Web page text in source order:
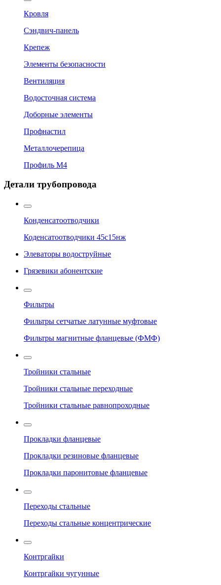
Кровля
Сэндвич-панель
Крепеж
Элементы безопасности
Вентиляция
Водосточная система
Доборные элементы
Профнастил
Металлочерепица
Профиль М4
Детали трубопровода
Конденсатоотводчики
Коденсатоотводчики 45с15нж
Элеваторы водоструйные
Грязевики абонентские
Фильтры
Фильтры сетчатые латунные муфтовые
Фильтры магнитные фланцевые (ФМФ)
Тройники стальные
Тройники стальные переходные
Тройники стальные равнопроходные
Прокладки фланцевые
Прокладки резиновые фланцевые
Прокладки паронитовые фланцевые
Переходы стальные
Переходы стальные концентрические
Контргайки
Контргайки чугунные